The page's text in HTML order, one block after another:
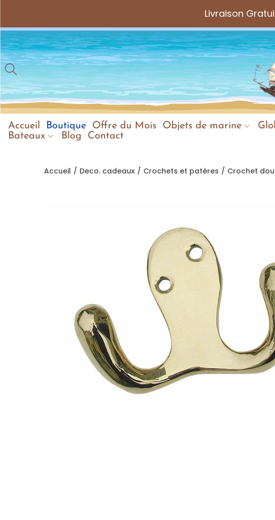
Livraison
Accueil Boutique Offre du Mois Objets de marine
Bateaux
Blog Contact
Accueil / Deco. cadeaux / Crochets et patères / Crochet